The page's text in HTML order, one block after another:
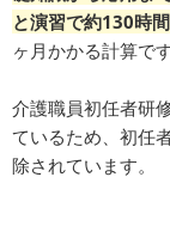
と演習で約130時間
ヶ月かかる計算です
介護職員初任者研
ているため、初任
除されています。